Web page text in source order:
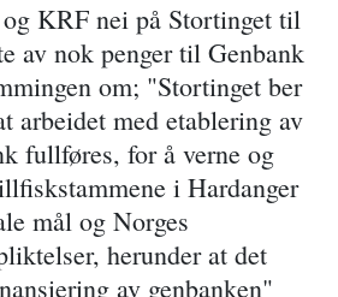
KRF nei på Stortinget til
av nok penger til Genbank
om; "Stortinget ber
arbeidet med etablering av
fullføres, for å verne og
i Hardanger
mål og Norges
herunder at det
av genbanken"